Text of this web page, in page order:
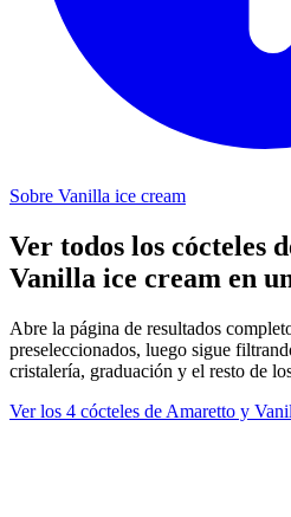
Sobre Vanilla ice cream
Ver todos los cócteles
Vanilla ice cream en
Abre la página de resultados
preseleccionados, luego sigue
cristalería, graduación y el resto de
Ver los 4 cócteles de Amaretto y